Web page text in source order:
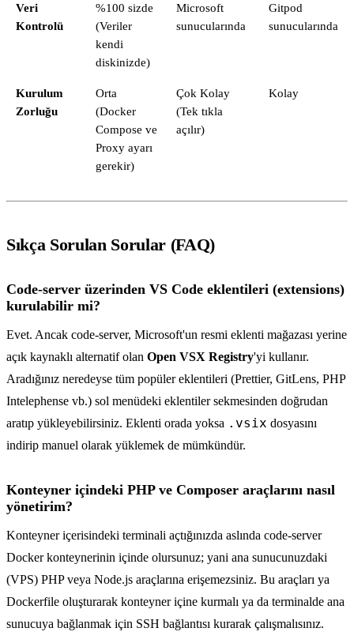
Veri
Kontrolü
%100 sizde
(Veriler
kendi
diskinizde)
Microsoft
sunucularında
Gitpod
sunucularında
Kurulum
Zorluğu
Orta
(Docker
Compose ve
Proxy ayarı
gerekir)
Çok Kolay
(Tek tıkla
açılır)
Kolay
Sıkça Sorulan Sorular (FAQ)
Code-server üzerinden VS Code eklentileri (extensions)
kurulabilir mi?
Evet. Ancak code-server, Microsoft'un resmi eklenti mağazası yerine
açık kaynaklı alternatif olan Open VSX Registry'yi kullanır.
Aradığınız neredeyse tüm popüler eklentileri (Prettier, GitLens, PHP
Intelephense vb.) sol menüdeki eklentiler sekmesinden doğrudan
aratıp yükleyebilirsiniz. Eklenti orada yoksa .vsix dosyasını
indirip manuel olarak yüklemek de mümkündür.
Konteyner içindeki PHP ve Composer araçlarını nasıl
yönetirim?
Konteyner içerisindeki terminali açtığınızda aslında code-server
Docker konteynerinin içinde olursunuz; yani ana sunucunuzdaki
(VPS) PHP veya Node.js araçlarına erişemezsiniz. Bu araçları ya
Dockerfile oluşturarak konteyner içine kurmalı ya da terminalde ana
sunucuya bağlanmak için SSH bağlantısı kurarak çalışmalısınız.